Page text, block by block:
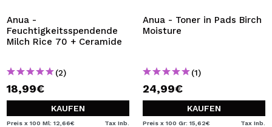
Anua -
Feuchtigkeitsspendende
Milch Rice 70 + Ceramide
(2)
18,99€
KAUFEN
Preis x 100 Ml: 12,66€ Tax Inb.
Anua - Toner in Pads Birch
Moisture
(1)
24,99€
KAUFEN
Preis x 100 Gr: 15,62€ Tax Inb.